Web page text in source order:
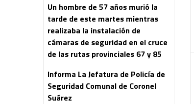
Un hombre de 57 años murió la
tarde de este martes mientras
realizaba la instalación de
cámaras de seguridad en el cruce
de las rutas provinciales 67 y 85
Informa La Jefatura de Policía de
Seguridad Comunal de Coronel
Suárez